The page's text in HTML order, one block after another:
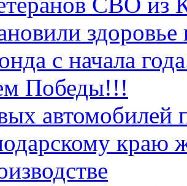
с начала
Победы!!!
автомобилей
краю